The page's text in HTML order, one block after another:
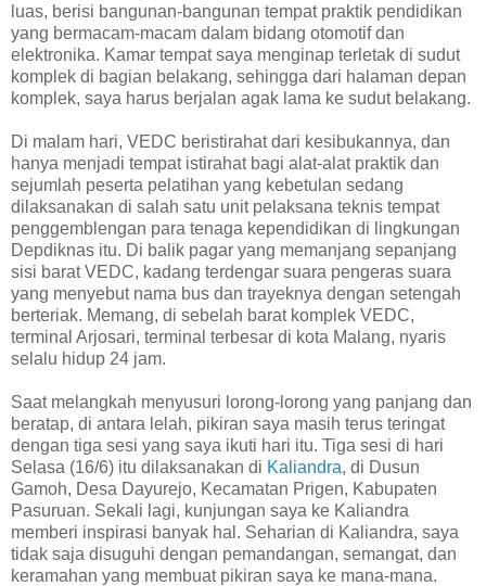
luas, berisi bangunan-bangunan tempat praktik pendidikan
yang bermacam-macam dalam bidang otomotif dan
elektronika. Kamar tempat saya menginap terletak di sudut
komplek di bagian belakang, sehingga dari halaman depan
komplek, saya harus berjalan agak lama ke sudut belakang.
Di malam hari, VEDC beristirahat dari kesibukannya, dan
hanya menjadi tempat istirahat bagi alat-alat praktik dan
sejumlah peserta pelatihan yang kebetulan sedang
dilaksanakan di salah satu unit pelaksana teknis tempat
penggemblengan para tenaga kependidikan di lingkungan
Depdiknas itu. Di balik pagar yang memanjang sepanjang
sisi barat VEDC, kadang terdengar suara pengeras suara
yang menyebut nama bus dan trayeknya dengan setengah
berteriak. Memang, di sebelah barat komplek VEDC,
terminal Arjosari, terminal terbesar di kota Malang, nyaris
selalu hidup 24 jam.
Saat melangkah menyusuri lorong-lorong yang panjang dan
beratap, di antara lelah, pikiran saya masih terus teringat
dengan tiga sesi yang saya ikuti hari itu. Tiga sesi di hari
Selasa (16/6) itu dilaksanakan di Kaliandra, di Dusun
Gamoh, Desa Dayurejo, Kecamatan Prigen, Kabupaten
Pasuruan. Sekali lagi, kunjungan saya ke Kaliandra
memberi inspirasi banyak hal. Seharian di Kaliandra, saya
tidak saja disuguhi dengan pemandangan, semangat, dan
keramahan yang membuat pikiran saya ke mana-mana.